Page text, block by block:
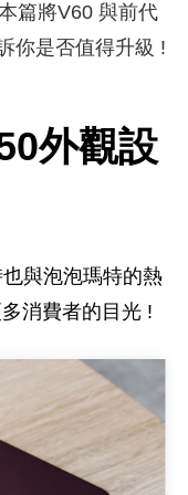
篇將V60 與前代
你是否值得升級 !
外觀設
與泡泡瑪特的熱
消費者的目光 !